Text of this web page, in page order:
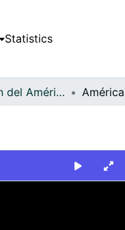
Statistics
FFDO - Rincón del América - Patrimonial